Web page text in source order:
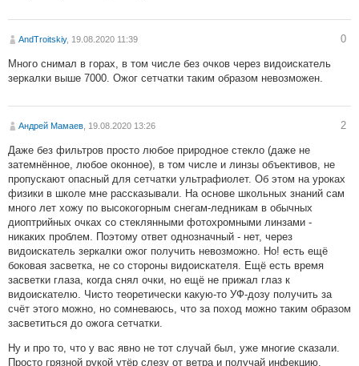
AndTroitskiy, 19.08.2020 11:39 0
Много снимал в горах, в том числе без очков через видоискатель
зеркалки выше 7000. Ожог сетчатки таким образом невозможен.
Андрей Мамаев , 19.08.2020 13:26 2
Даже без фильтров просто любое природное стекло (даже не
затемнённое, любое оконное), в том числе и линзы объективов, не
пропускают опасный для сетчатки ультрафиолет. Об этом на уроках
физики в школе мне рассказывали. На основе школьных знаний сам
много лет хожу по высокогорным снегам-ледникам в обычных
диоптрийных очках со стеклянными фотохромными линзами -
никаких проблем. Поэтому ответ однозначный - нет, через
видоискатель зеркалки ожог получить невозможно. Но! есть ещё
боковая засветка, не со стороны видоискателя. Ещё есть время
засветки глаза, когда снял очки, но ещё не прижал глаз к
видоискателю. Чисто теоретически какую-то УФ-дозу получить за
счёт этого можно, но сомневаюсь, что за поход можно таким образом
засветиться до ожога сетчатки.
Ну и про то, что у вас явно не тот случай был, уже многие сказали.
Просто грязной рукой утёр слезу от ветра и получай инфекцию.